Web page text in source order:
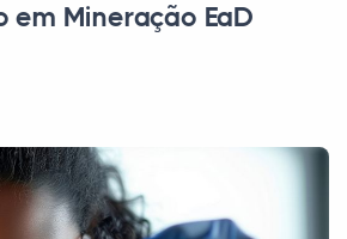
em Mineração EaD